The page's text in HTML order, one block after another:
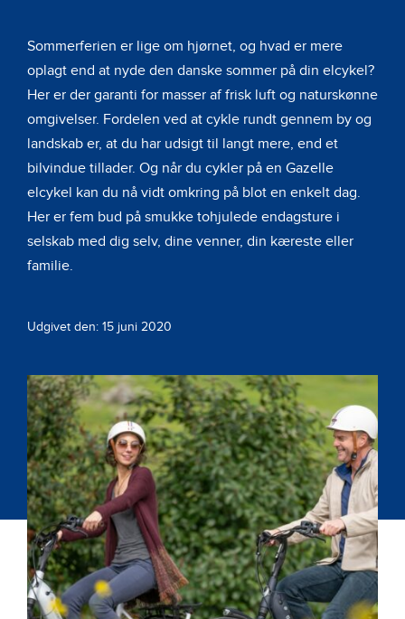
Sommerferien er lige om hjørnet, og hvad er mere
oplagt end at nyde den danske sommer på din elcykel?
Her er der garanti for masser af frisk luft og naturskønne
omgivelser. Fordelen ved at cykle rundt gennem by og
landskab er, at du har udsigt til langt mere, end et
bilvindue tillader. Og når du cykler på en Gazelle
elcykel kan du nå vidt omkring på blot en enkelt dag.
Her er fem bud på smukke tohjulede endagsture i
selskab med dig selv, dine venner, din kæreste eller
familie.
Udgivet den: 15 juni 2020